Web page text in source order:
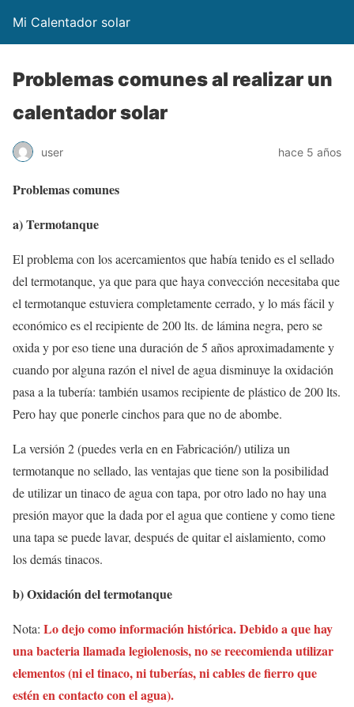
Mi Calentador solar
Problemas comunes al realizar un
calentador solar
user hace 5 años
Problemas comunes
a) Termotanque
El problema con los acercamientos que había tenido es el sellado
del termotanque, ya que para que haya convección necesitaba que
el termotanque estuviera completamente cerrado, y lo más fácil y
económico es el recipiente de 200 lts. de lámina negra, pero se
oxida y por eso tiene una duración de 5 años aproximadamente y
cuando por alguna razón el nivel de agua disminuye la oxidación
pasa a la tubería: también usamos recipiente de plástico de 200 lts.
Pero hay que ponerle cinchos para que no de abombe.
La versión 2 (puedes verla en en Fabricación/) utiliza un
termotanque no sellado, las ventajas que tiene son la posibilidad
de utilizar un tinaco de agua con tapa, por otro lado no hay una
presión mayor que la dada por el agua que contiene y como tiene
una tapa se puede lavar, después de quitar el aislamiento, como
los demás tinacos.
b) Oxidación del termotanque
Nota: Lo dejo como información histórica. Debido a que hay
una bacteria llamada legiolenosis, no se reecomienda utilizar
elementos (ni el tinaco, ni tuberías, ni cables de fierro que
estén en contacto con el agua).